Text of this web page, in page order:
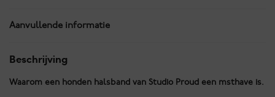
Aanvullende informatie
Beschrijving
Waarom een honden halsband van Studio Proud een msthave is.